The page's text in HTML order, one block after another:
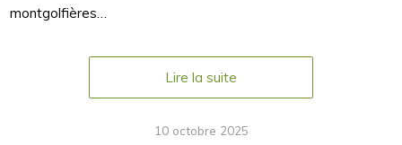
montgolfières…
Lire la suite
10 octobre 2025